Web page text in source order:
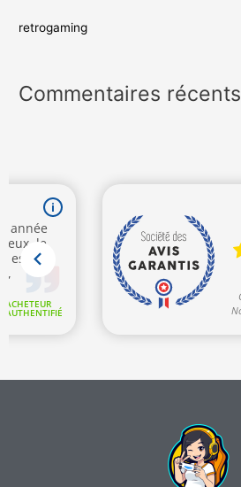
retrogaming
Commentaires récents